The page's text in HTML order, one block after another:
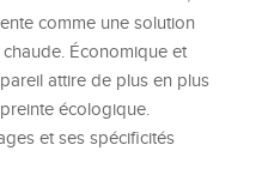
comme une solution
Économique et
attire de plus en plus
écologique.
et ses spécificités